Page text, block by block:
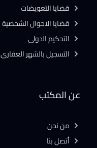
عن المكتب
من نحن
أتصل بنا
قضايا التعويضات
قضايا الاحوال الشخصية
التحكيم الدولى
التسجيل بالشهر العقارى